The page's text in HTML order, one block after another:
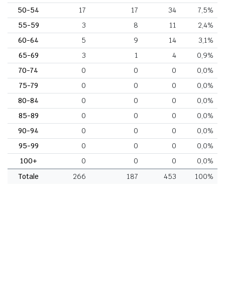
50-54
17 17 34
7,5%
55-59
3 8 11
2,4%
60-64
5 9 14
3,1%
65-69
3 1 4
0,9%
70-74
0 0 0
0,0%
75-79
0 0 0
0,0%
80-84
0 0 0
0,0%
85-89
0 0 0
0,0%
90-94
0 0 0
0,0%
95-99
0 0 0
0,0%
100+
0 0 0
0,0%
Totale
266 187 453 100%